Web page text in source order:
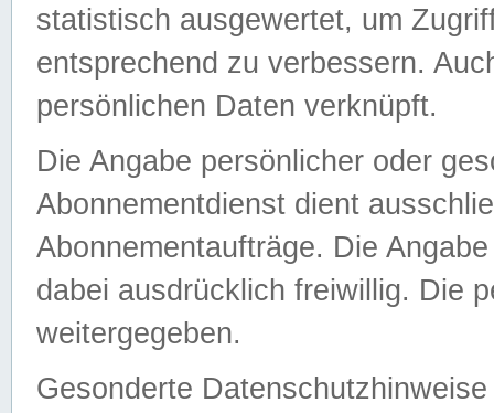
statistisch ausgewertet, um
entsprechend zu verbessern.
persönlichen Daten verknüpft.
Die Angabe persönlicher oder
Abonnementdienst dient
Abonnementaufträge. Die
dabei ausdrücklich freiwillig. Die
weitergegeben.
Gesonderte